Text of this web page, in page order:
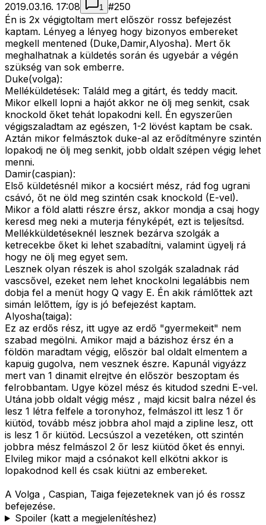
2019.03.16. 17:08 1 #250
Én is 2x végigtoltam mert először rossz befejezést
kaptam. Lényeg a lényeg hogy bizonyos embereket
megkell mentened (Duke,Damir,Alyosha). Mert ők
meghalhatnak a küldetés során és ugyebár a végén
szükség van sok emberre.
Duke(volga):
Melléküldetések: Találd meg a gitárt, és teddy macit.
Mikor elkell lopni a hajót akkor ne ölj meg senkit, csak
knockold őket tehát lopakodni kell. Én egyszerűen
végigszaladtam az egészen, 1-2 lövést kaptam be csak.
Aztán mikor felmásztok duke-al az erődítményre szintén
lopakodj ne ölj meg senkit, jobb oldalt szépen végig lehet
menni.
Damir(caspian):
Első küldetésnél mikor a kocsiért mész, rád fog ugrani
csávó, őt ne öld meg szintén csak knockold (E-vel).
Mikor a föld alatti részre érsz, akkor mondja a csaj hogy
keresd meg neki a muterja fényképét, ezt is teljesítsd.
Mellékküldetéseknél lesznek bezárva szolgák a
ketrecekbe őket ki lehet szabadítni, valamint ügyelj rá
hogy ne ölj meg egyet sem.
Lesznek olyan részek is ahol szolgák szaladnak rád
vascsővel, ezeket nem lehet knockolni legalábbis nem
dobja fel a menüt hogy Q vagy E. Én akik rámlőttek azt
simán lelőttem, így is jó befejezést kaptam.
Alyosha(taiga):
Ez az erdős rész, itt ugye az erdő "gyermekeit" nem
szabad megölni. Amikor majd a bázishoz érsz én a
földön maradtam végig, először bal oldalt elmentem a
kapuig gugolva, nem vesznek észre. Kapunál vigyázz
mert van 1 dinamit elrejtve én először beszoptam és
felrobbantam. Ugye közel mész és kitudod szedni E-vel.
Utána jobb oldalt végig mész , majd kicsit balra nézel és
lesz 1 létra felfele a toronyhoz, felmászol itt lesz 1 őr
kiütöd, tovább mész jobbra ahol majd a zipline lesz, ott
is lesz 1 őr kiütöd. Lecsúszol a vezetéken, ott szintén
jobbra mész felmászol 2 őr lesz kiütöd őket és ennyi.
Elvileg mikor majd a csónakot kell elkötni akkor is
lopakodnod kell és csak kiütni az embereket.
A Volga , Caspian, Taiga fejezeteknek van jó és rossz
befejezése.
Spoiler (katt a megjelenítéshez)